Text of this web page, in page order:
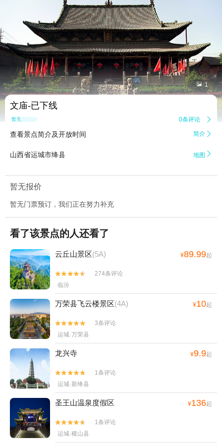
 1
文庙-已下线
暂无点评 0条评论 
查看景点简介及开放时间 简介 
山西省运城市绛县 地图 
暂无报价
暂无门票预订，我们正在努力补充
看了该景点的人还看了
云丘山景区(5A) ¥89.99起


274条评论
临汾
万荣县飞云楼景区(4A) ¥10起


3条评论
运城·万荣县
龙兴寺 ¥9.9起


1条评论
运城·新绛县
圣王山温泉度假区 ¥136起


1条评论
运城·稷山县